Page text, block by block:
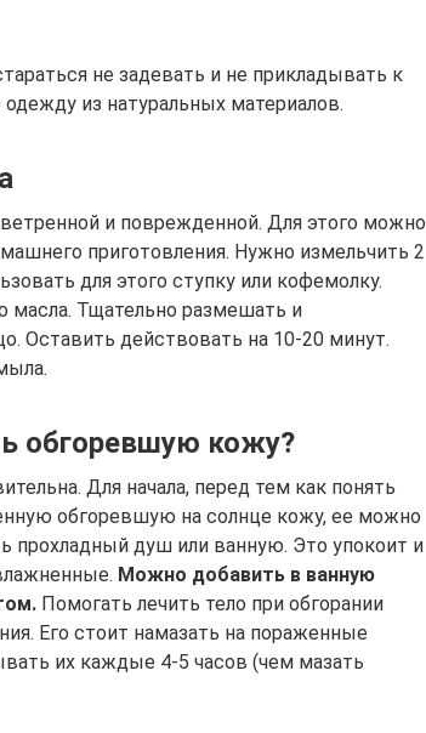
не задевать и не прикладывать к
из натуральных материалов.
и поврежденной. Для этого можно
приготовления. Нужно измельчить 2
для этого ступку или кофемолку.
масла. Тщательно размешать и
Оставить действовать на 10-20 минут.
обгоревшую кожу?
Для начала, перед тем как понять
обгоревшую на солнце кожу, ее можно
прохладный душ или ванную. Это упокоит и
Можно добавить в ванную
Помогать лечить тело при обгорании
Его стоит намазать на пораженные
их каждые 4-5 часов (чем мазать